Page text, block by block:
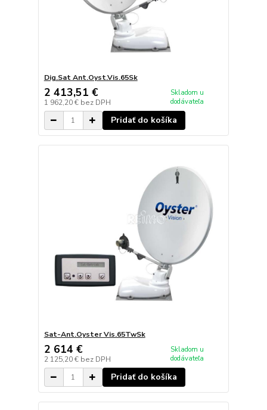
Dig.Sat Ant.Oyst.Vis.65Sk
2 413,51 €
1 962,20 € bez DPH
Skladom u
dodávateľa
Pridať do košíka
Sat-Ant.Oyster Vis.65TwSk
2 614 €
2 125,20 € bez DPH
Skladom u
dodávateľa
Pridať do košíka